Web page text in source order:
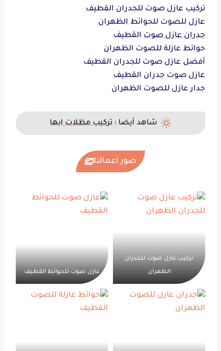
تركيب عازل صوت للجدران القطيف
عازل للصوت للحوائط الظهران
جدران عازل صوت القطيف
حوائط عازلة للصوت الظهران
أفضل عازل صوت للجدران القطيف
عازل صوت جدران القطيف
جدار عازل للصوت الظهران
شاهد أيضا : تركيب مظلات ابها
صور اعمالنا
تركيب عازل صوت للجدران
الظهران عازل صوت للحوائط القطيف